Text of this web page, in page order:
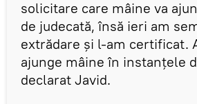
solicitare care mâine va
de judecată, însă ieri am
extrădare și l-am certificat.
ajunge mâine în instanțele
declarat Javid.